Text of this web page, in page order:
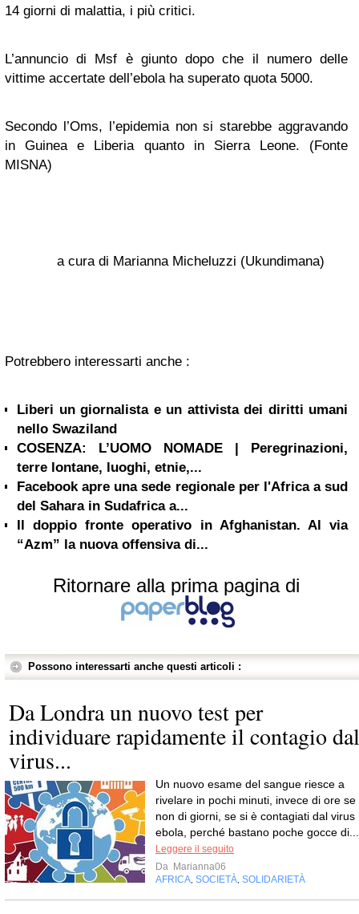
14 giorni di malattia, i più critici.
L’annuncio di Msf è giunto dopo che il numero delle
vittime accertate dell’ebola ha superato quota 5000.
Secondo l’Oms, l’epidemia non si starebbe aggravando
in Guinea e Liberia quanto in Sierra Leone. (Fonte
MISNA)
a cura di Marianna Micheluzzi (Ukundimana)
Potrebbero interessarti anche :
Liberi un giornalista e un attivista dei diritti umani
nello Swaziland
COSENZA: L’UOMO NOMADE | Peregrinazioni,
terre lontane, luoghi, etnie,...
Facebook apre una sede regionale per l'Africa a sud
del Sahara in Sudafrica a...
Il doppio fronte operativo in Afghanistan. Al via
“Azm” la nuova offensiva di...
Ritornare alla prima pagina di
Possono interessarti anche questi articoli :
Da Londra un nuovo test per
individuare rapidamente il contagio dal
virus...
Un nuovo esame del sangue riesce a
rivelare in pochi minuti, invece di ore se
non di giorni, se si è contagiati dal virus
ebola, perché bastano poche gocce di...
Leggere il seguito
Da Marianna06
AFRICA SOCIETÀ SOLIDARIETÀ